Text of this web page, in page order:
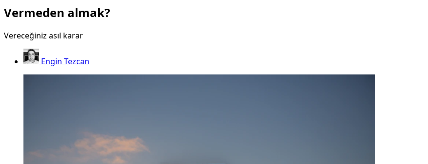
Vermeden almak?
Vereceğiniz asıl karar
Engin Tezcan